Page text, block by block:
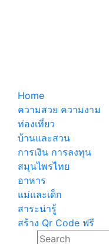
Home
ความสวย ความงาม
ท่องเที่ยว
บ้านและสวน
การเงิน การลงทุน
สมุนไพรไทย
อาหาร
แม่และเด็ก
สาระน่ารู้
สร้าง Qr Code ฟรี